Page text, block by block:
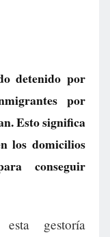
detenido por
por
Esto significa
los domicilios
conseguir
gestoría